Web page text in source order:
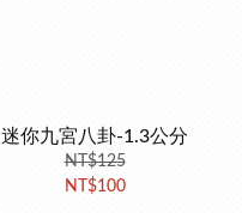
迷你九宮八卦-1.3公分
NT$125
NT$100